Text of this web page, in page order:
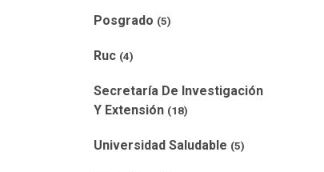
Posgrado (5)
Ruc (4)
Secretaría De Investigación
Y Extensión (18)
Universidad Saludable (5)